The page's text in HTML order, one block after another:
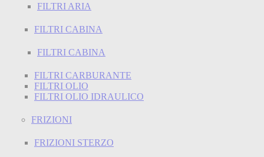
FILTRI ARIA
FILTRI CABINA
FILTRI CABINA
FILTRI CARBURANTE
FILTRI OLIO
FILTRI OLIO IDRAULICO
FRIZIONI
FRIZIONI STERZO